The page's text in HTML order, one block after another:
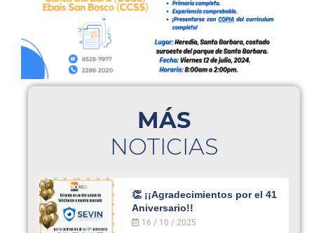
MÁS
NOTICIAS
👏 ¡¡Agradecimientos por el 41
Aniversario!!
16 / 10 / 2025